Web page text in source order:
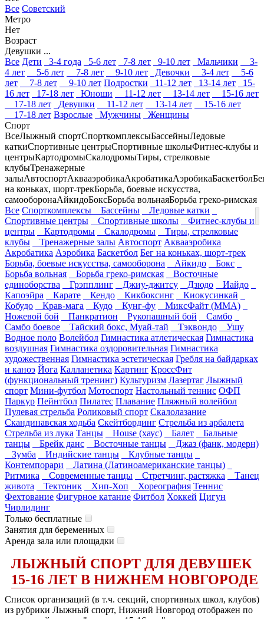
Все Советский
Метро
Нет
Возраст
Девушки ...
Все Дети 3-4 года 5-6 лет 7-8 лет 9-10 лет Мальчики
3-
4 лет
5-6 лет 7-8 лет 9-10 лет Девочки 3-4 лет
5-6
лет
7-8 лет 9-10 лет Подростки 11-12 лет 13-14 лет
15-
16 лет
17-18 лет Юноши 11-12 лет 13-14 лет
15-16 лет
17-18 лет
Девушки 11-12 лет 13-14 лет
15-16 лет
17-18 лет Взрослые Мужчины
Женщины
Спорт
ВсеЛыжный спортСпорткомплексыБассейныЛедовые
каткиСпортивные центрыСпортивные школыФитнес-клубы и
центрыКартодромыСкалодромыТиры, стрелковые
клубыТренажерные
залыАвтоспортАквааэробикаАкробатикаАэробикаБаскетбол
на коньках, шорт-трекБорьба, боевые искусства,
самооборонаАйкидоБоксБорьба вольнаяБорьба греко-римская
Все Спорткомплексы Бассейны
Ледовые катки
Спортивные центры
Спортивные школы
Фитнес-клубы и
центры
Картодромы Скалодромы
Тиры, стрелковые
клубы
Тренажерные залы Автоспорт Аквааэробика
Акробатика Аэробика Баскетбол Бег на коньках, шорт-трек
Борьба, боевые искусства, самооборона
Айкидо
Бокс
Борьба вольная
Борьба греко-римская
Восточные
единоборства
Грэпплинг Джиу-джитсу Дзюдо
Иайдо
Капоэйра
Карате Кендо Кикбоксинг
Киокусинкай
Кобудо
Крав-мага Кудо Кунг-фу
МиксФайт (ММА)
Ножевой бой
Панкратион Рукопашный бой
Самбо
Самбо боевое
Тайский бокс, Муай-тай Тэквондо
Ушу
Водное поло Волейбол Гимнастика атлетическая Гимнастика
воздушная Гимнастика оздоровительная Гимнастика
художественная Гимнастика эстетическая Гребля на байдарках
и каноэ Йога Калланетика Картинг КроссФит
(функциональный тренинг) Культуризм Лазертаг Лыжный
спорт Мини-футбол Мотоспорт Настольный теннис ОФП
Паркур Пейнтбол Пилатес Плавание Пляжный волейбол
Пулевая стрельба Роликовый спорт Скалолазание
Скандинавская ходьба Скейтбординг Стрельба из арбалета
Стрельба из лука Танцы House (хаус) Балет
Бальные
танцы
Брейк данс Восточные танцы
Джаз (фанк, модерн)
Зумба
Индийские танцы
Клубные танцы
Контемпорари
Латина (Латиноамериканские танцы)
Ритмика
Современные танцы Стретчинг, растяжка
Танец
живота
Тектоник Хип-Хоп Хореография Теннис
Фехтование Фигурное катание Фитбол Хоккей Цигун
Чирлидинг
Только бесплатные
Занятия для беременных
Аренда зала или площадки
ЛЫЖНЫЙ СПОРТ ДЛЯ ДЕВУШЕК
15-16 ЛЕТ В НИЖНЕМ НОВГОРОДЕ
Список организаций (в т.ч. секций, спортивных школ, клубов)
из рубрики Лыжный спорт, Нижний Новгород отображен по